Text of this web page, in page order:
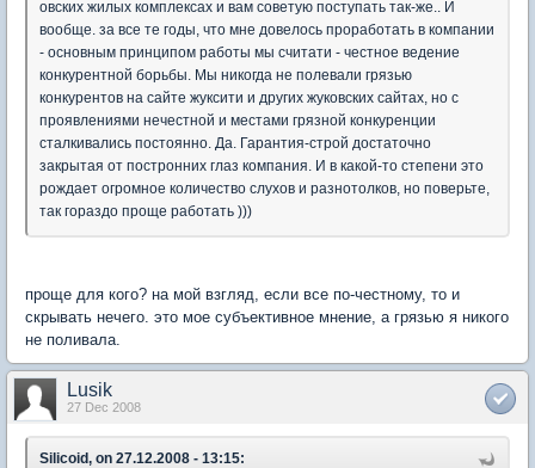
овских жилых комплексах и вам советую поступать так-же.. И
вообще. за все те годы, что мне довелось проработать в компании
- основным принципом работы мы считати - честное ведение
конкурентной борьбы. Мы никогда не полевали грязью
конкурентов на сайте жуксити и других жуковских сайтах, но с
проявлениями нечестной и местами грязной конкуренции
сталкивались постоянно. Да. Гарантия-строй достаточно
закрытая от постронних глаз компания. И в какой-то степени это
рождает огромное количество слухов и разнотолков, но поверьте,
так гораздо проще работать )))
проще для кого? на мой взгляд, если все по-честному, то и
скрывать нечего. это мое субъективное мнение, а грязью я никого
не поливала.
Lusik
27 Dec 2008
Silicoid, on 27.12.2008 - 13:15: